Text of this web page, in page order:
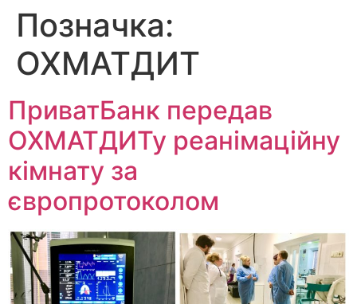
Перейти
вмісту
Позначка:
ОХМАТДИТ
ПриватБанк передав
ОХМАТДИТу реанімаційну
кімнату за
європротоколом